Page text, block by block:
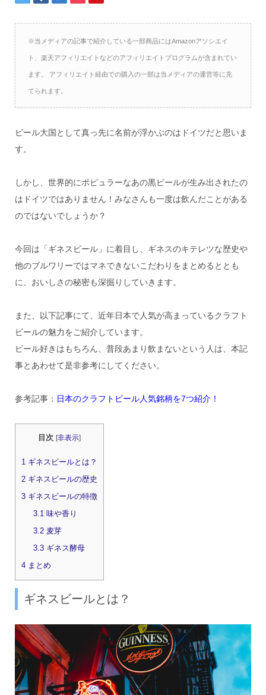
※当メディアの記事で紹介している一部商品にはAmazonアソシエイ
ト、楽天アフィリエイトなどのアフィリエイトプログラムが含まれてい
ます。 アフィリエイト経由での購入の一部は当メディアの運営等に充
てられます。
ビール大国として真っ先に名前が浮かぶのはドイツだと思いま
す。
しかし、世界的にポピュラーなあの黒ビールが生み出されたの
はドイツではありません！みなさんも一度は飲んだことがある
のではないでしょうか？
今回は「ギネスビール」に着目し、ギネスのキテレツな歴史や
他のブルワリーではマネできないこだわりをまとめるととも
に、おいしさの秘密も深掘りしていきます。
また、以下記事にて、近年日本で人気が高まっているクラフト
ビールの魅力をご紹介しています。
ビール好きはもちろん、普段あまり飲まないという人は、本記
事とあわせて是非参考にしてください。
参考記事： 日本のクラフトビール人気銘柄を7つ紹介！
目次 [非表示]
1ギネスビールとは？
2ギネスビールの歴史
3ギネスビールの特徴
3.1味や香り
3.2麦芽
3.3ギネス酵母
4まとめ
ギネスビールとは？